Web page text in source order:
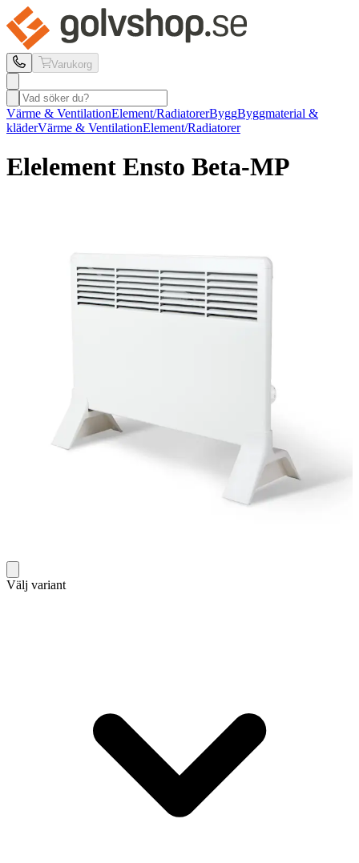
Varukorg
Värme & VentilationElement/RadiatorerByggByggmaterial &
kläderVärme & VentilationElement/Radiatorer
Elelement Ensto Beta-MP
Välj variant